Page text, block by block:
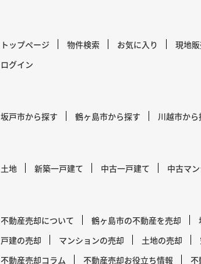
トップページ 物件検索 お気に入り 現地
ログイン
坂戸市から探す 鶴ヶ島市から探す 川越市から
土地 新築一戸建て 中古一戸建て 中古マ
不動産売却について 鶴ヶ島市の不動産を売却
戸建の売却
マンションの売却 土地の売却
不動産売却コラム
不動産売却お役立ち情報 不